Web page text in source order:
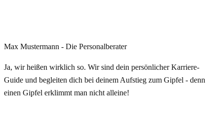
Max Mustermann - Die Personalberater
Ja, wir heißen wirklich so. Wir sind dein persönlicher Karriere-
Guide und begleiten dich bei deinem Aufstieg zum Gipfel - denn
einen Gipfel erklimmt man nicht alleine!